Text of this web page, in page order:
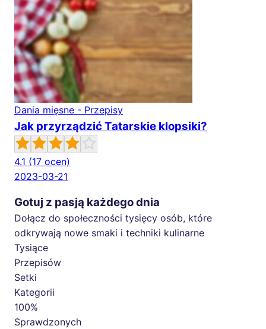
Dania mięsne - Przepisy
Jak przyrządzić Tatarskie klopsiki?
4.1 (17 ocen)
2023-03-21
Gotuj z pasją każdego dnia
Dołącz do społeczności tysięcy osób, które
odkrywają nowe smaki i techniki kulinarne
Tysiące
Przepisów
Setki
Kategorii
100%
Sprawdzonych